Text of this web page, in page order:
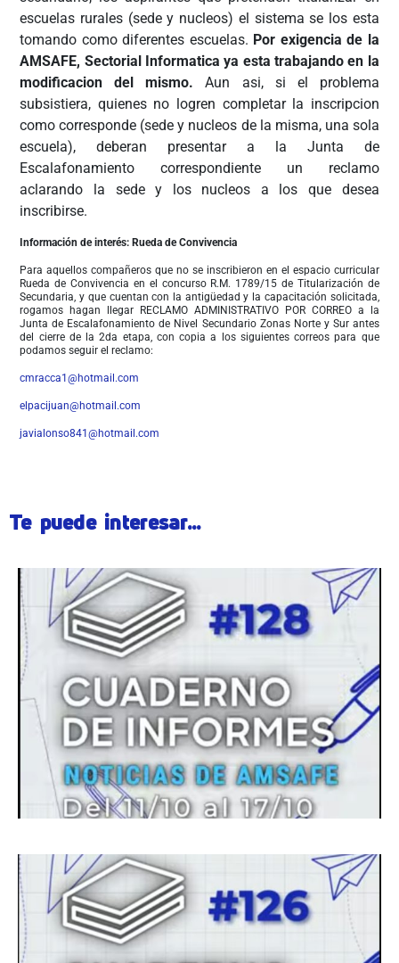
escuelas rurales (sede y nucleos) el sistema se los esta
tomando como diferentes escuelas. Por exigencia de la
AMSAFE, Sectorial Informatica ya esta trabajando en la
modificacion del mismo. Aun asi, si el problema
subsistiera, quienes no logren completar la inscripcion
como corresponde (sede y nucleos de la misma, una sola
escuela), deberan presentar a la Junta de
Escalafonamiento correspondiente un reclamo
aclarando la sede y los nucleos a los que desea
inscribirse.
Información de interés: Rueda de Convivencia
Para aquellos compañeros que no se inscribieron en el espacio curricular
Rueda de Convivencia en el concurso R.M. 1789/15 de Titularización de
Secundaria, y que cuentan con la antigüedad y la capacitación solicitada,
rogamos hagan llegar RECLAMO ADMINISTRATIVO POR CORREO a la
Junta de Escalafonamiento de Nivel Secundario Zonas Norte y Sur antes
del cierre de la 2da etapa, con copia a los siguientes correospara que
podamos seguir el reclamo:
cmracca1@hotmail.com
elpacijuan@hotmail.com
javialonso841@hotmail.com
Te puede interesar...